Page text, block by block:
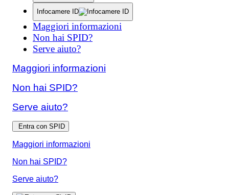
Infocamere ID
Maggiori informazioni
Non hai SPID?
Serve aiuto?
Maggiori informazioni
Non hai SPID?
Serve aiuto?
Entra con SPID
Maggiori informazioni
Non hai SPID?
Serve aiuto?